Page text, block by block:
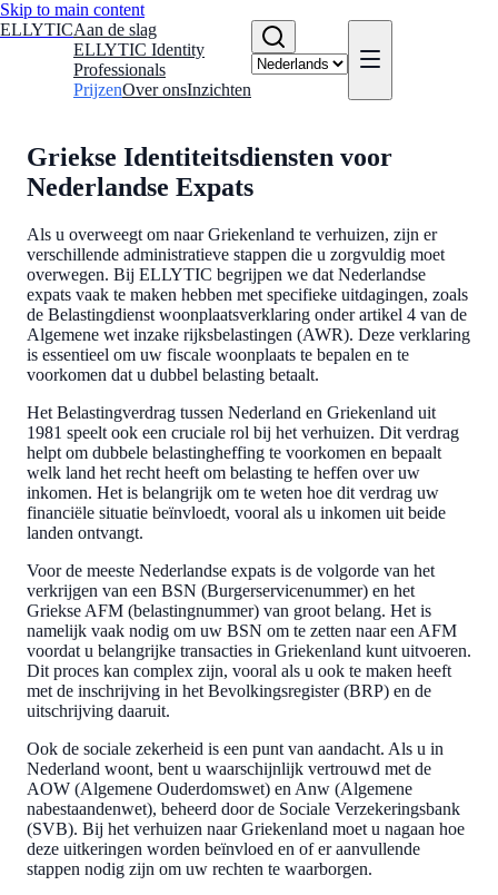
Skip to main content
ELLYTICAan de slag
ELLYTIC Identity
Professionals
PrijzenOver onsInzichten
Griekse Identiteitsdiensten voor
Nederlandse Expats
Als u overweegt om naar Griekenland te verhuizen, zijn er
verschillende administratieve stappen die u zorgvuldig moet
overwegen. Bij ELLYTIC begrijpen we dat Nederlandse
expats vaak te maken hebben met specifieke uitdagingen, zoals
de Belastingdienst woonplaatsverklaring onder artikel 4 van de
Algemene wet inzake rijksbelastingen (AWR). Deze verklaring
is essentieel om uw fiscale woonplaats te bepalen en te
voorkomen dat u dubbel belasting betaalt.
Het Belastingverdrag tussen Nederland en Griekenland uit
1981 speelt ook een cruciale rol bij het verhuizen. Dit verdrag
helpt om dubbele belastingheffing te voorkomen en bepaalt
welk land het recht heeft om belasting te heffen over uw
inkomen. Het is belangrijk om te weten hoe dit verdrag uw
financiële situatie beïnvloedt, vooral als u inkomen uit beide
landen ontvangt.
Voor de meeste Nederlandse expats is de volgorde van het
verkrijgen van een BSN (Burgerservicenummer) en het
Griekse AFM (belastingnummer) van groot belang. Het is
namelijk vaak nodig om uw BSN om te zetten naar een AFM
voordat u belangrijke transacties in Griekenland kunt uitvoeren.
Dit proces kan complex zijn, vooral als u ook te maken heeft
met de inschrijving in het Bevolkingsregister (BRP) en de
uitschrijving daaruit.
Ook de sociale zekerheid is een punt van aandacht. Als u in
Nederland woont, bent u waarschijnlijk vertrouwd met de
AOW (Algemene Ouderdomswet) en Anw (Algemene
nabestaandenwet), beheerd door de Sociale Verzekeringsbank
(SVB). Bij het verhuizen naar Griekenland moet u nagaan hoe
deze uitkeringen worden beïnvloed en of er aanvullende
stappen nodig zijn om uw rechten te waarborgen.